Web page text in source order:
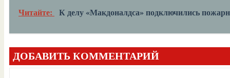
Читайте: К делу «Макдоналдса» подключились
ДОБАВИТЬ КОММЕНТАРИЙ